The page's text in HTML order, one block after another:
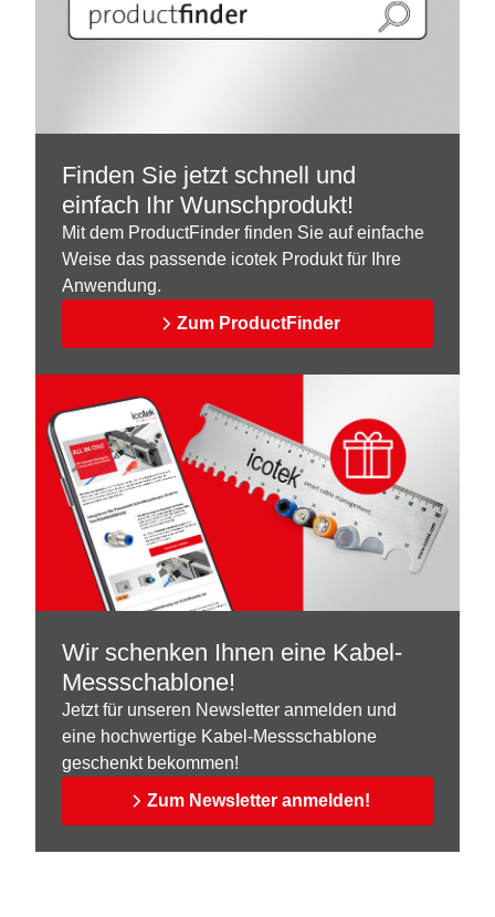
Finden Sie jetzt schnell und
einfach Ihr Wunschprodukt!
Mit dem ProductFinder finden Sie auf einfache
Weise das passende icotek Produkt für Ihre
Anwendung.
Zum ProductFinder
Wir schenken Ihnen eine Kabel-
Messschablone!
Jetzt für unseren Newsletter anmelden und
eine hochwertige Kabel-Messschablone
geschenkt bekommen!
Zum Newsletter anmelden!